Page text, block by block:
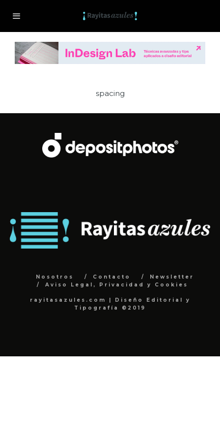
spacing
Nosotros Contacto
Newsletter
Aviso Legal, Privacidad y Cookies
rayitasazules.com | Diseño Editorial y
Tipografía ©2019